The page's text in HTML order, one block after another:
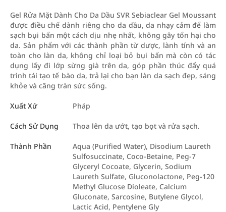
Gel Rửa Mặt Dành Cho Da Dầu SVR Sebiaclear Gel Moussant
được điều chế dành riêng cho da dầu, da nhạy cảm để làm
sạch bụi bẩn một cách dịu nhẹ nhất, không gây tổn hại cho
da. Sản phẩm với các thành phần từ dược, lành tính và an
toàn cho làn da, không chỉ loại bỏ bụi bẩn mà còn có tác
dụng lấy đi lớp sừng già trên da, góp phần thúc đẩy quá
trình tái tạo tế bào da, trả lại cho bạn làn da sạch đẹp, sáng
khỏe và căng tràn sức sống.
Xuất Xứ Pháp
Cách Sử Dụng Thoa lên da ướt, tạo bọt và rửa sạch.
Thành Phần
Aqua (Purified Water), Disodium Laureth
Sulfosuccinate, Coco-Betaine, Peg-7
Glyceryl Cocoate, Glycerin, Sodium
Laureth Sulfate, Gluconolactone, Peg-120
Methyl Glucose Dioleate, Calcium
Gluconate, Sarcosine, Butylene Glycol,
Lactic Acid, Pentylene Gly